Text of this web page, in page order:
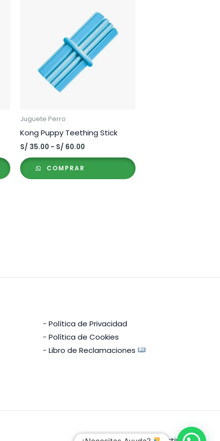
Juguete Perro
Kong Puppy Teething Stick
S/ 35.00 - S/ 60.00Rango
S/ 35.00
COMPRAR
-Política de Privacidad
-Política de Cookies
-Libro de Reclamaciones